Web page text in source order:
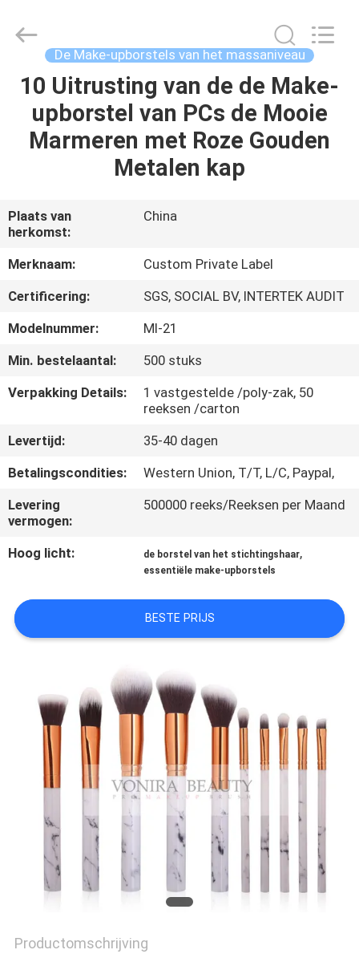
HUIS
PRODUCTEN
ONS
FABRIEKSREIS
KWALITEITSCONTROLE
SITEMAP
POLICY
Chanmy
Cosmetics
Rights
Reserved.
De Make-upborstels van het massaniveau
10 Uitrusting van de de Make-
upborstel van PCs de Mooie
Marmeren met Roze Gouden
Metalen kap
Plaats van
herkomst:
China
Merknaam:
Custom Private Label
Certificering:
SGS, SOCIAL BV, INTERTEK AUDIT
Modelnummer:
Ml-21
Min. bestelaantal:
500 stuks
Verpakking Details:
1 vastgestelde /poly-zak, 50
reeksen /carton
Levertijd:
35-40 dagen
Betalingscondities:
Western Union, T/T, L/C, Paypal,
Levering
vermogen:
500000 reeks/Reeksen per Maand
Hoog licht: de borstel van het stichtingshaar,
essentiële make-upborstels
BESTE PRIJS
Productomschrijving